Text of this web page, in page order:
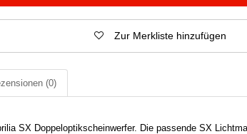
Zur Merkliste hinzufügen
(0)
SX Doppeloptikscheinwerfer. Die passende SX